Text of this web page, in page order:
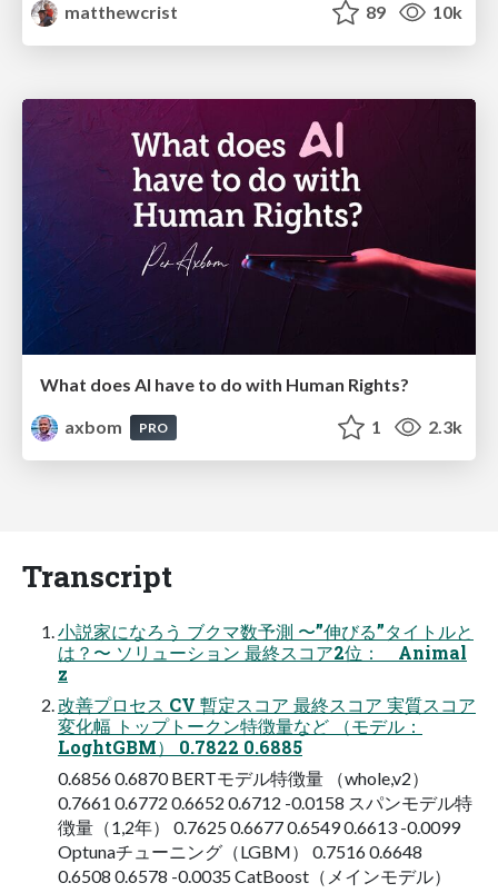
matthewcrist
89 10k
What does AI have to do with Human Rights?
axbom
PRO 1 2.3k
Transcript
小説家になろう ブクマ数予測 〜”伸びる”タイトルと
は？〜 ソリューション 最終スコア2位： Animal
z
改善プロセス CV 暫定スコア 最終スコア 実質スコア
変化幅 トップトークン特徴量など （モデル：
LoghtGBM） 0.7822 0.6885
0.6856 0.6870 BERTモデル特徴量 （whole,v2）
0.7661 0.6772 0.6652 0.6712 -0.0158 スパンモデル特
徴量（1,2年） 0.7625 0.6677 0.6549 0.6613 -0.0099
Optunaチューニング（LGBM） 0.7516 0.6648
0.6508 0.6578 -0.0035 CatBoost（メインモデル）